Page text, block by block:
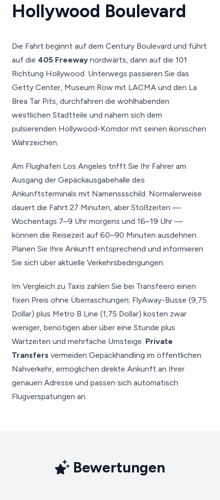
Hollywood Boulevard
Die Fahrt beginnt auf dem Century Boulevard und führt
auf die 405 Freeway nordwärts, dann auf die 101
Richtung Hollywood. Unterwegs passieren Sie das
Getty Center, Museum Row mit LACMA und den La
Brea Tar Pits, durchfahren die wohlhabenden
westlichen Stadtteile und nähern sich dem
pulsierenden Hollywood-Korridor mit seinen ikonischen
Wahrzeichen.
Am Flughafen Los Angeles trifft Sie Ihr Fahrer am
Ausgang der Gepäckausgabehalle des
Ankunftsterminals mit Namenssschild. Normalerweise
dauert die Fahrt 27 Minuten, aber Stoßzeiten —
Wochentags 7–9 Uhr morgens und 16–19 Uhr —
können die Reisezeit auf 60–90 Minuten ausdehnen.
Planen Sie Ihre Ankunft entsprechend und informieren
Sie sich über aktuelle Verkehrsbedingungen.
Im Vergleich zu Taxis zahlen Sie bei Transfeero einen
fixen Preis ohne Überraschungen; FlyAway-Busse (9,75
Dollar) plus Metro B Line (1,75 Dollar) kosten zwar
weniger, benötigen aber über eine Stunde plus
Wartzeiten und mehrfache Umsteige. Private
Transfers vermeiden Gepäckhandling im öffentlichen
Nahverkehr, ermöglichen direkte Ankunft an Ihrer
genauen Adresse und passen sich automatisch
Flugverspätungen an.
Bewertungen